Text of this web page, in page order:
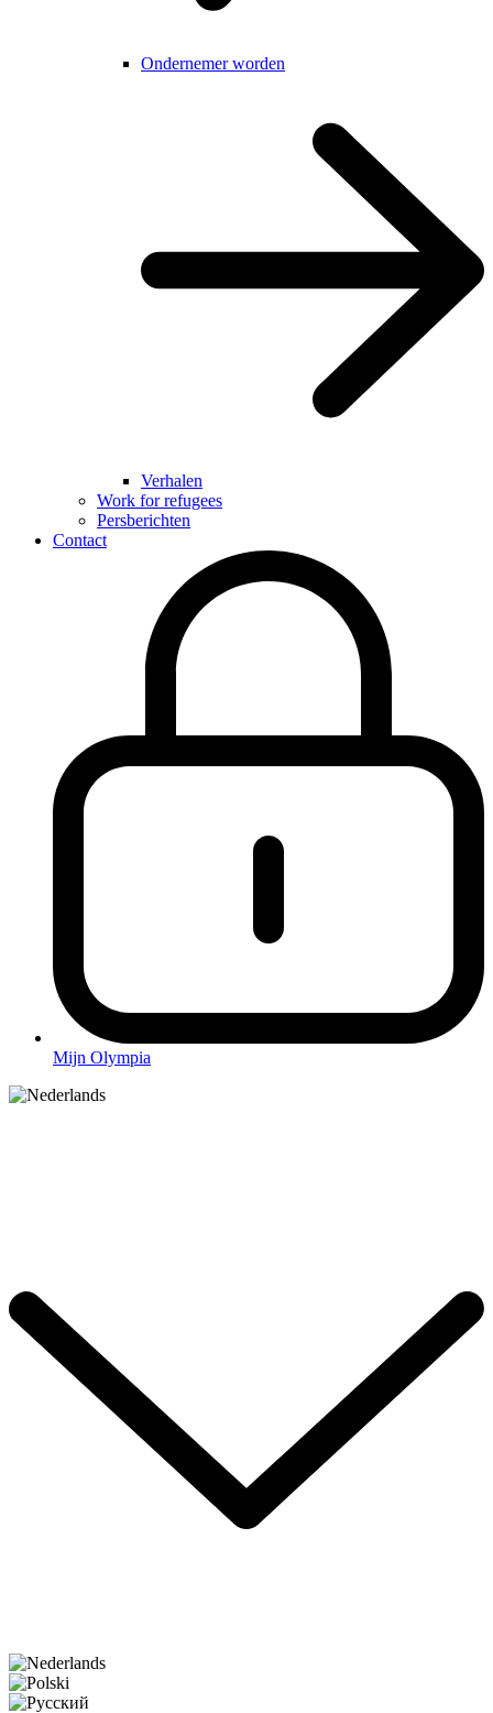
Ondernemer worden
Verhalen
Work for refugees
Persberichten
Contact
Mijn Olympia